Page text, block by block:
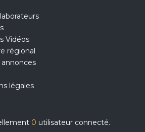
Vidéos
régional
légales
0 utilisateur connecté.